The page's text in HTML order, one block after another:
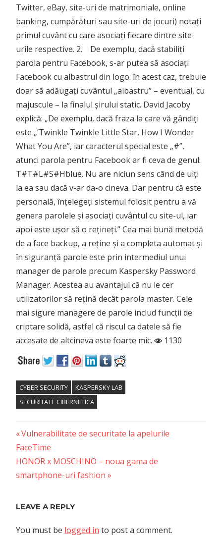
Twitter, eBay, site-uri de matrimoniale, online
banking, cumpărături sau site-uri de jocuri) notați
primul cuvânt cu care asociați fiecare dintre site-
urile respective. 2. De exemplu, dacă stabiliți
parola pentru Facebook, s-ar putea să asociați
Facebook cu albastrul din logo: în acest caz, trebuie
doar să adăugați cuvântul „albastru” – eventual, cu
majuscule – la finalul șirului static. David Jacoby
explică: „De exemplu, dacă fraza la care vă gândiți
este „‘Twinkle Twinkle Little Star, How I Wonder
What You Are”, iar caracterul special este „#”,
atunci parola pentru Facebook ar fi ceva de genul:
T#T#L#S#Hblue. Nu are niciun sens când de uiți
la ea sau dacă v-ar da-o cineva. Dar pentru că este
personală, înțelegeți sistemul folosit pentru a vă
genera parolele și asociați cuvântul cu site-ul, iar
apoi este ușor să o rețineți.” Cea mai bună metodă
de a face backup, a reține și a completa automat și
în siguranță parole este prin intermediul unui
manager de parole precum Kaspersky Password
Manager. Acestea au avantajul că nu le cer
utilizatorilor să rețină decât parola master. Cele
mai sigure managere de parole includ funcții de
criptare solidă, astfel că riscul ca datele să fie
accesate de altcineva este foarte mic.
1130
CYBER SECURITY
KASPERSKY LAB
SECURITATE CIBERNETICA
Post
navigation
Previous
Post:
Vulnerabilitate de securitate la apelurile
FaceTime
Next
Post:
HONOR x MOSCHINO – noua gama de
smartphone-uri fashion
LEAVE A REPLY
You must be logged in to post a comment.